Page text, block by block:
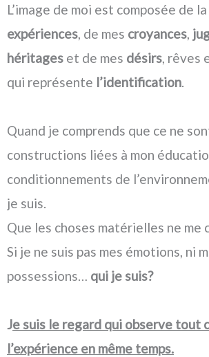
L’image de moi est composée de
expériences, de mes croyances,
héritages et de mes désirs, rêves
qui représente l’identification.
Quand je comprends que ce ne
constructions liées à mon
conditionnements de
je suis.
Que les choses matérielles ne me
Si je ne suis pas mes émotions, ni
possessions… qui je suis?
Je suis le regard qui observe tout
l’expérience en même temps.